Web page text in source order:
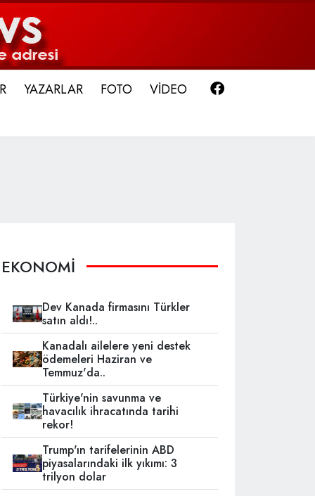
YAZARLAR FOTO VİDEO
EKONOMİ
Dev Kanada firmasını Türkler
satın aldı!..
Kanadalı ailelere yeni destek
ödemeleri Haziran ve
Temmuz'da..
Türkiye'nin savunma ve
havacılık ihracatında tarihi
rekor!
Trump'ın tarifelerinin ABD
piyasalarındaki ilk yıkımı: 3
trilyon dolar